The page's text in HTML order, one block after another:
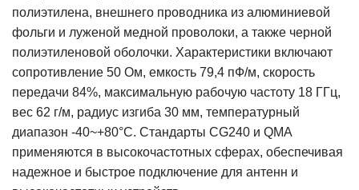
полиэтилена, внешнего проводника из алюминиевой
фольги и луженой медной проволоки, а также черной
полиэтиленовой оболочки. Характеристики включают
сопротивление 50 Ом, емкость 79,4 пФ/м, скорость
передачи 84%, максимальную рабочую частоту 18 ГГц,
вес 62 г/м, радиус изгиба 30 мм, температурный
диапазон -40~+80°C. Стандарты CG240 и QMA
применяются в высокочастотных сферах, обеспечивая
надежное и быстрое подключение для антенн и